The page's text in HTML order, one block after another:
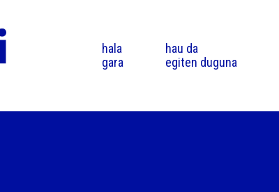
hala
gara
hau da
egiten duguna